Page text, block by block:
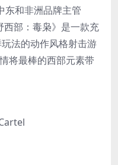
东和非洲品牌主管
部：毒枭》是一款充
法的动作风格射击游
将最棒的西部元素带